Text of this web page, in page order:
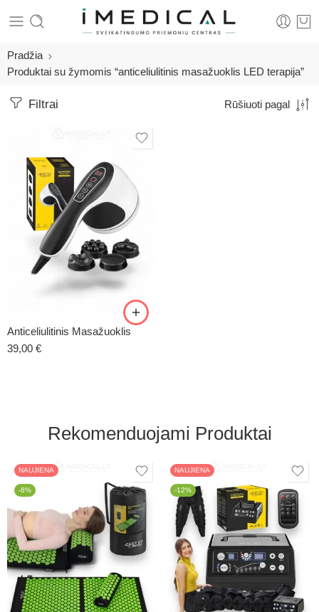
Pradžia
Produktai su žymomis “anticeliulitinis masažuoklis LED terapija”
Filtrai Rūšiuoti pagal
Anticeliulitinis Masažuoklis
39,00 €
Rekomenduojami Produktai
NAUJIENA
-8%
NAUJIENA
-12%